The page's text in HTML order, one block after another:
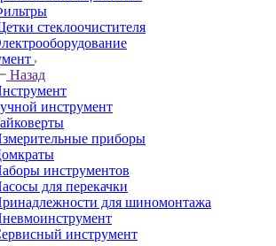
стеклоочистителя
Назад
инструмент
приборы
инструментов
для перекачки
для шиномонтажа
инструмент